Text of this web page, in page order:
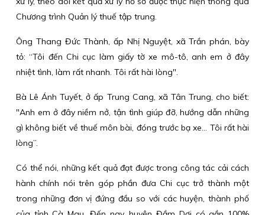
Chương trình Quản lý thuế tập trung.
Ông Thang Đức Thành, ấp Nhị Nguyệt, xã Trần phán, bày
tỏ: “Tôi đến Chi cục làm giấy tờ xe mô-tô, anh em ở đây
nhiệt tình, làm rất nhanh. Tôi rất hài lòng".
Bà Lê Ánh Tuyết, ở ấp Trung Cang, xã Tân Trung, cho biết:
"Anh em ở đây niềm nở, tận tình giúp đỡ, hướng dẫn những
gì không biết về thuế môn bài, đóng trước bạ xe... Tôi rất hài
lòng”.
Có thể nói, những kết quả đạt được trong công tác cải cách
hành chính nói trên góp phần đưa Chi cục trở thành một
trong những đơn vị đứng đầu so với các huyện, thành phố